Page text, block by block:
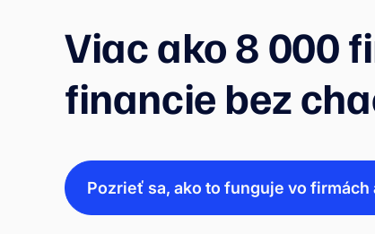
Viac ako 8 000
financie bez
Pozrieť sa, ako to funguje vo firmách